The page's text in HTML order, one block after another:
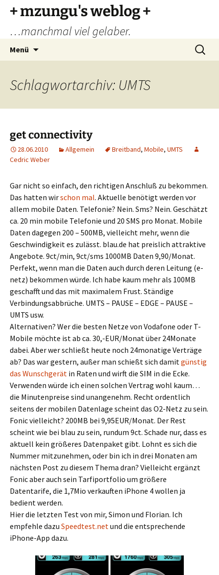
Zum
Inhalt
springen
+ mzungu's weblog +
…manchmal viel gelaber.
Menü
Suchen
nach:
Schlagwortarchiv: UMTS
get connectivity
28.06.2010 Allgemein Breitband, Mobile, UMTS
Cedric Weber
Gar nicht so einfach, den richtigen Anschluß zu bekommen.
Das hatten wirschon mal. Aktuelle benötigt werden vor
allem mobile Daten. Telefonie? Nein. Sms? Nein. Geschätzt
ca. 20 min mobile Telefonie und 20 SMS pro Monat. Mobile
Daten dagegen 200 – 500MB, vielleicht mehr, wenn die
Geschwindigkeit es zulässt. blau.de hat preislich attraktive
Angebote. 9ct/min, 9ct/sms 1000MB Daten 9,90/Monat.
Perfekt, wenn man die Daten auch durch deren Leitung (e-
netz) bekommen würde. Ich habe kaum mehr als 100MB
geschafft und das mit maximalem Frust. Ständige
Verbindungsabbrüche. UMTS – PAUSE – EDGE – PAUSE –
UMTS usw.
Alternativen? Wer die besten Netze von Vodafone oder T-
Mobile möchte ist ab ca. 30,-EUR/Monat über 24Monate
dabei. Aber wer schließt heute noch 24monatige Verträge
ab? Das war gestern, außer man schießt sich damitgünstig
das Wunschgerät in Raten und wirft die SIM in die Ecke.
Verwenden würde ich einen solchen Vertrag wohl kaum…
die Minutenpreise sind unangenehm. Recht ordentlich
seitens der mobilen Datenlage scheint das O2-Netz zu sein.
Fonic vielleicht? 200MB bei 9,95EUR/Monat. Der Rest
scheint wie bei blau zu sein, rundum 9ct. Schade nur, dass es
aktuell kein größeres Datenpaket gibt. Lohnt es sich die
Nummer mitzunehmen, oder bin ich in drei Monaten am
nächsten Post zu diesem Thema dran? Vielleicht ergänzt
Fonic aber auch sein Tarfiportfolio um größere
Datentarife, die 1,7Mio verkauften iPhone 4 wollen ja
bedient werden.
Hier die letzten Test von mir, Simon und Florian. Ich
empfehle dazu Speedtest.netund die entsprechende
iPhone-App dazu.